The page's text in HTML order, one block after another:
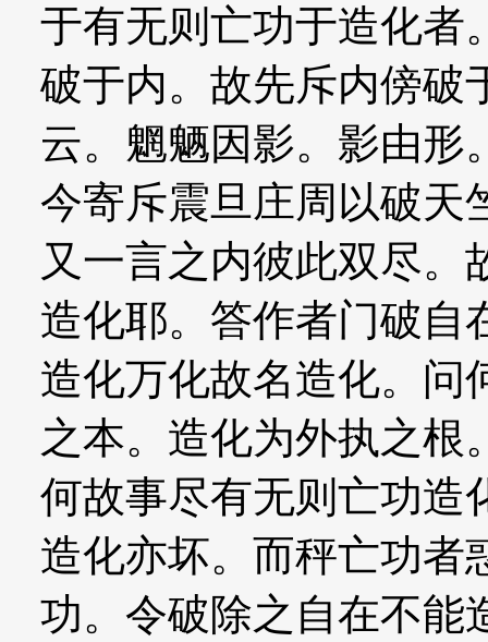
于有无则亡功于造化者
破于内。故先斥内傍破
云。魍魉因影。影由形
今寄斥震旦庄周以破天
又一言之内彼此双尽。
造化耶。答作者门破自
造化万化故名造化。问
之本。造化为外执之根
何故事尽有无则亡功造
造化亦坏。而秤亡功者
功。令破除之自在不能